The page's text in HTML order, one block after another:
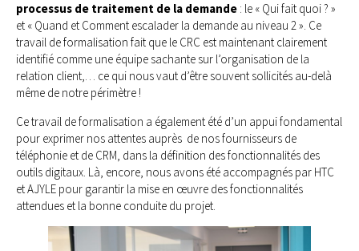
processus de traitement de la demande : le « Qui fait quoi ? »
et « Quand et Comment escalader la demande au niveau 2 ». Ce
travail de formalisation fait que le CRC est maintenant clairement
identifié comme une équipe sachante sur l’organisation de la
relation client,… ce qui nous vaut d’être souvent sollicités au-delà
même de notre périmètre !
Ce travail de formalisation a également été d’un appui fondamental
pour exprimer nos attentes auprès de nos fournisseurs de
téléphonie et de CRM, dans la définition des fonctionnalités des
outils digitaux. Là, encore, nous avons été accompagnés par HTC
et AJYLE pour garantir la mise en œuvre des fonctionnalités
attendues et la bonne conduite du projet.